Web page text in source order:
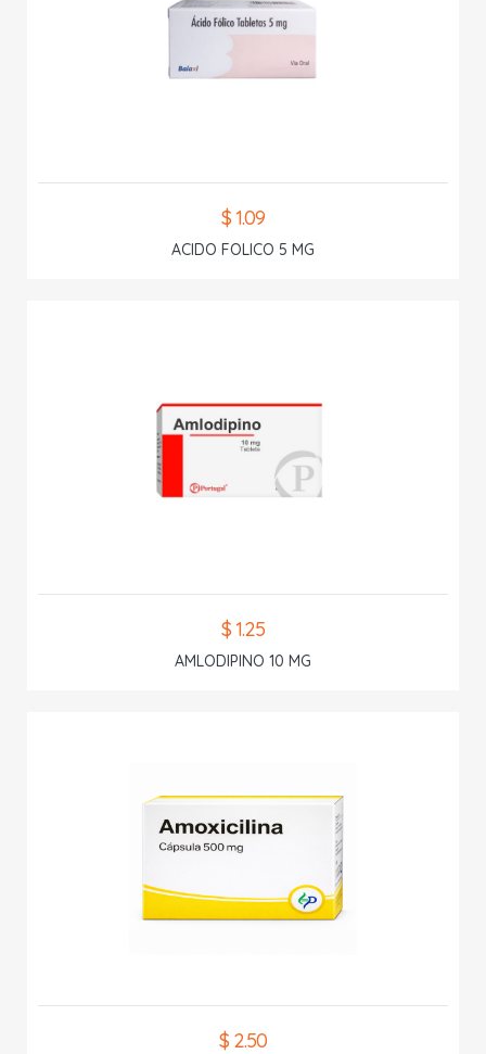
$ 1.09
ACIDO FOLICO 5 MG
$ 1.25
AMLODIPINO 10 MG
$ 2.50